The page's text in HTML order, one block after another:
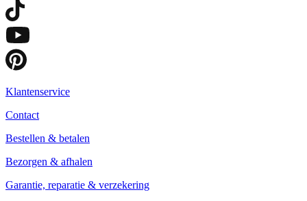
Klantenservice
Contact
Bestellen & betalen
Bezorgen & afhalen
Garantie, reparatie & verzekering